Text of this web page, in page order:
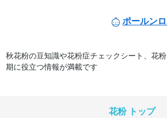
ポールン
秋花粉の豆知識や花粉症チェックシート、花
期に役立つ情報が満載です
花粉 トップ